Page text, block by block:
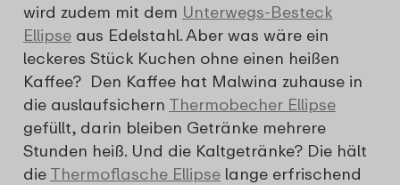
wird zudem mit dem Unterwegs-Besteck
Ellipse aus Edelstahl. Aber was wäre ein
leckeres Stück Kuchen ohne einen heißen
Kaffee? Den Kaffee hat Malwina zuhause in
die auslaufsichern Thermobecher Ellipse
gefüllt, darin bleiben Getränke mehrere
Stunden heiß. Und die Kaltgetränke? Die hält
die Thermoflasche Ellipse lange erfrischend